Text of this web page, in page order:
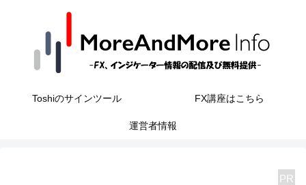
Toshiのサインツール FX講座はこちら
運営者情報
PR